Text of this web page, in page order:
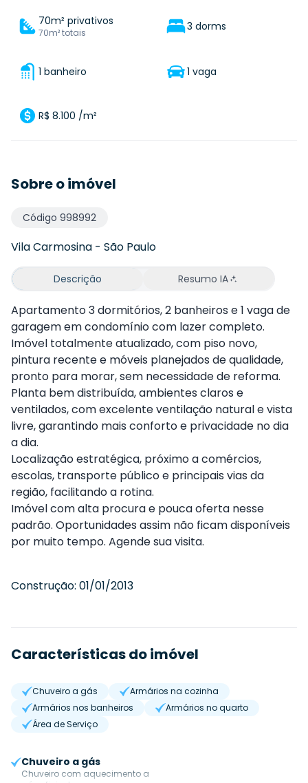
70m² privativos
70m² totais 3 dorms
1 banheiro 1 vaga
R$ 8.100 /m²
Sobre o imóvel
Código 998992
Vila Carmosina - São Paulo
Descrição Resumo IA
Apartamento 3 dormitórios, 2 banheiros e 1 vaga de
garagem em condomínio com lazer completo.
Imóvel totalmente atualizado, com piso novo,
pintura recente e móveis planejados de qualidade,
pronto para morar, sem necessidade de reforma.
Planta bem distribuída, ambientes claros e
ventilados, com excelente ventilação natural e vista
livre, garantindo mais conforto e privacidade no dia
a dia.
Localização estratégica, próximo a comércios,
escolas, transporte público e principais vias da
região, facilitando a rotina.
Imóvel com alta procura e pouca oferta nesse
padrão. Oportunidades assim não ficam disponíveis
por muito tempo. Agende sua visita.
Construção: 01/01/2013
Características do imóvel
Chuveiro a gás
Armários na cozinha
Armários nos banheiros
Armários no quarto
Área de Serviço
Chuveiro a gás
Chuveiro com aquecimento a